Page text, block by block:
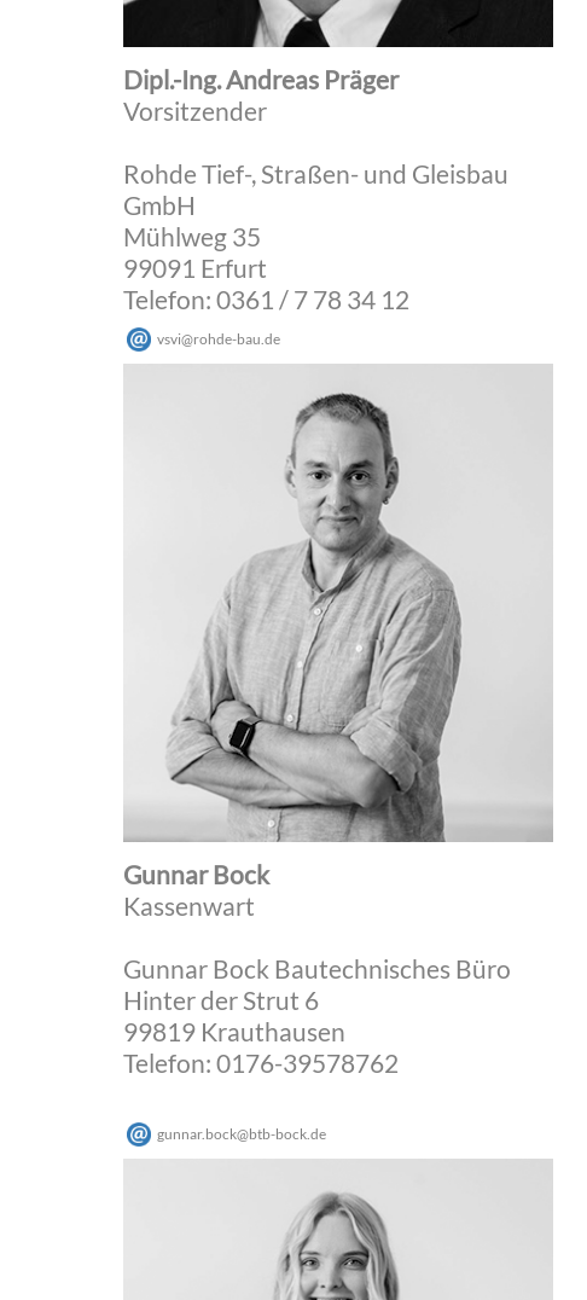
Dipl.-Ing. Andreas Präger
Vorsitzender
Rohde Tief-, Straßen- und Gleisbau
GmbH
Mühlweg 35
99091 Erfurt
Telefon: 0361 / 7 78 34 12
vsvi@rohde-bau de
Gunnar Bock
Kassenwart
Gunnar Bock Bautechnisches Büro
Hinter der Strut 6
99819 Krauthausen
Telefon: 0176-39578762
gunnar.bock@btb-bock de